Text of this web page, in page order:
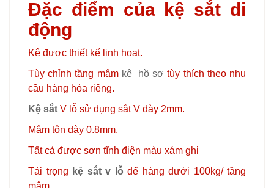
Đặc điểm của kệ sắt di
động
Kệ được thiết kế linh hoạt.
Tùy chỉnh tầng mâm kệ hồ sơ tùy thích theo nhu
cầu hàng hóa riêng.
Kệ sắt V lỗ sử dụng sắt V dày 2mm.
Mâm tôn dày 0.8mm.
Tất cả được sơn tĩnh điện màu xám ghi
Tải trọng kệ sắt v lỗ để hàng dưới 100kg/ tầng